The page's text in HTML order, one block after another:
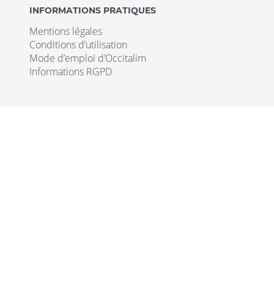
INFORMATIONS PRATIQUES
Mentions légales
Conditions d’utilisation
Mode d’emploi d’Occitalim
Informations RGPD